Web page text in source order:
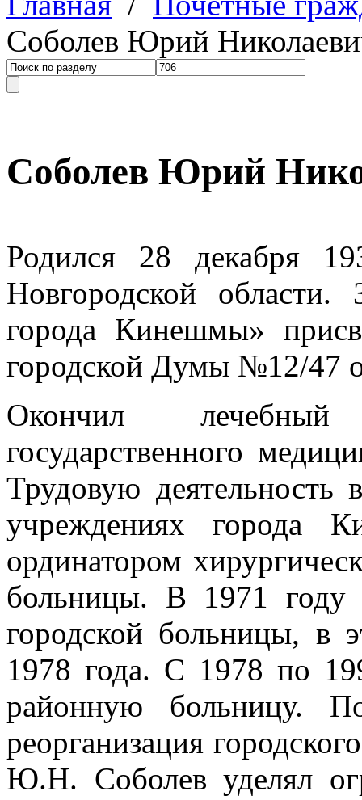
Соболев Юрий
Соболев Юрий
Родился 28 декабря
Новгородской
города Кинешмы»
городской Думы №12/47
Окончил лечебный
государственного
Трудовую деятельность
учреждениях города
ординатором
больницы. В 1971 году
городской больницы, в
1978 года. С 1978 по
районную больницу.
реорганизация
Ю.Н. Соболев уделял